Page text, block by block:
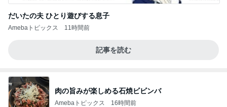
だいたの夫 ひとり遊びする息子
Amebaトピックス 11時間前
記事を読む
肉の旨みが楽しめる石焼ビビンバ
Amebaトピックス 16時間前